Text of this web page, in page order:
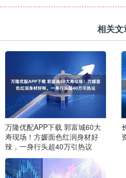
相关文
万隆优配APP下载 郭富城60大
寿现场！方媛面色红润身材好
辣，一身行头超40万引热议